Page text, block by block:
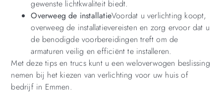
gewenste lichtkwaliteit biedt.
Overweeg de installatieVoordat u verlichting koopt,
overweeg de installatievereisten en zorg ervoor dat u
de benodigde voorbereidingen treft om de
armaturen veilig en efficiënt te installeren.
Met deze tips en trucs kunt u een weloverwogen beslissing
nemen bij het kiezen van verlichting voor uw huis of
bedrijf in Emmen.